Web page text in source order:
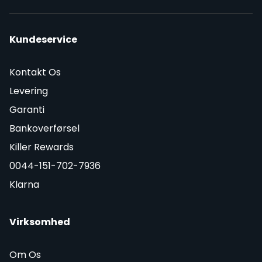
Kundeservice
Kontakt Os
Levering
Garanti
Bankoverførsel
Killer Rewards
0044-151-702-7936
Klarna
Virksomhed
Om Os